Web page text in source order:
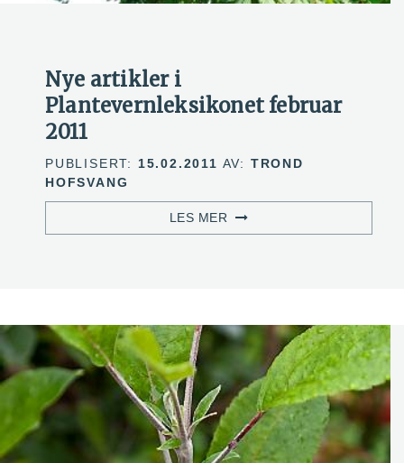
Nye artikler i
Plantevernleksikonet februar
2011
PUBLISERT: 15.02.2011 AV: TROND
HOFSVANG
LES MER